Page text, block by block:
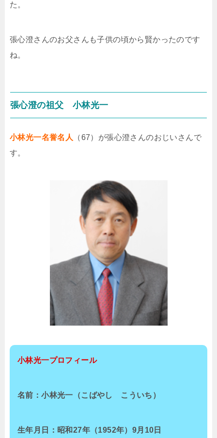
た。
張心澄さんのお父さんも子供の頃から賢かったのです
ね。
張心澄の祖父 小林光一
小林光一名誉名人
（67）が張心澄さんのおじいさんで
す。
小林光一プロフィール
名前：小林光一（こばやし こういち）
生年月日：昭和27年（1952年）9月10日